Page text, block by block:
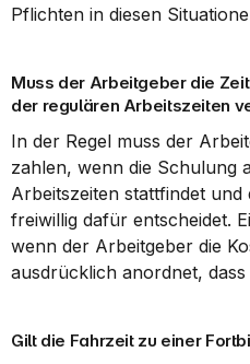
Pflichten in diesen
Muss der Arbeitgeber die
der regulären Arbeitszeiten
In der Regel muss der
zahlen, wenn die Schulung
Arbeitszeiten stattfindet
freiwillig dafür entscheidet.
wenn der Arbeitgeber die
ausdrücklich anordnet,
Gilt die Fahrzeit zu einer